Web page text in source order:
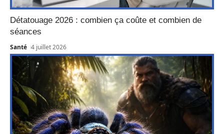
Détatouage 2026 : combien ça coûte et combien de
séances
Santé 4 juillet 2026